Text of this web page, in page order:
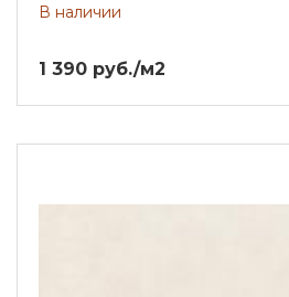
В наличии
1 390 руб./м2